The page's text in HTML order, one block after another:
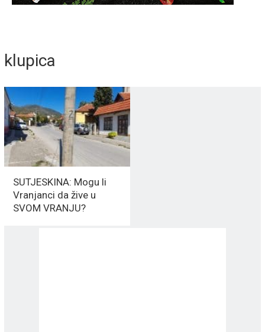
klupica
SUTJESKINA: Mogu li
Vranjanci da žive u
SVOM VRANJU?